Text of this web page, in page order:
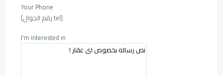
Your Phone
[tel رقم الجوال]
I'm interested in